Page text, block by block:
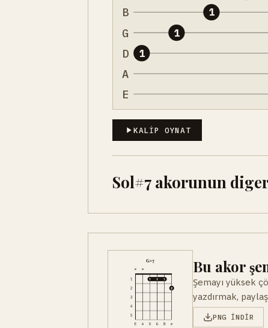
B
G
D
A
E
1
1
1
KALIP OYNAT
Sol#7 akorunun
Bu akor
Şemayı yüksek
yazdırmak,
PNG INDIR